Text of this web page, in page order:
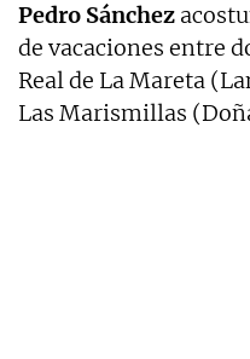
Pedro Sánchez
de vacaciones entre
Real de La Mareta
Las Marismillas